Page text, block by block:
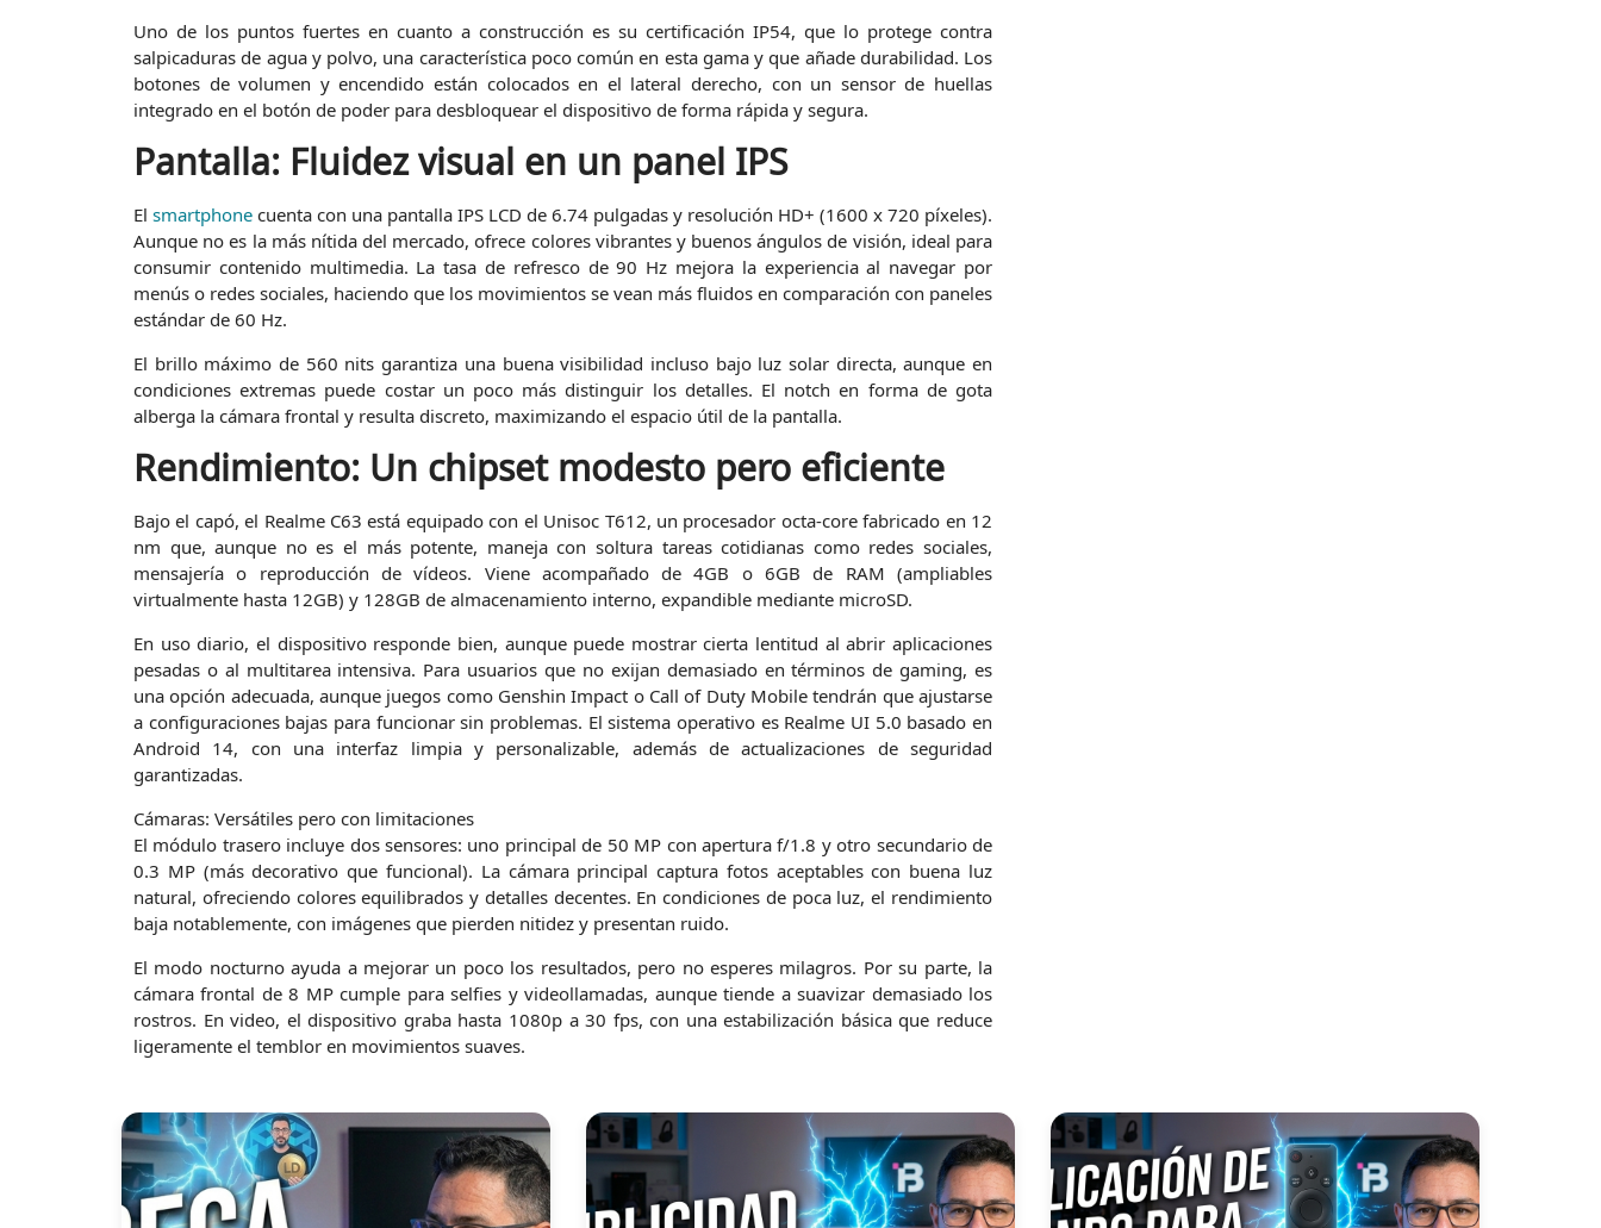
Uno de los puntos fuertes en cuanto a construcción es su certificación IP54, que lo protege contra
salpicaduras de agua y polvo, una característica poco común en esta gama y que añade durabilidad. Los
botones de volumen y encendido están colocados en el lateral derecho, con un sensor de huellas
integrado en el botón de poder para desbloquear el dispositivo de forma rápida y segura.
Pantalla: Fluidez visual en un panel IPS
El smartphone cuenta con una pantalla IPS LCD de 6.74 pulgadas y resolución HD+ (1600 x 720 píxeles).
Aunque no es la más nítida del mercado, ofrece colores vibrantes y buenos ángulos de visión, ideal para
consumir contenido multimedia. La tasa de refresco de 90 Hz mejora la experiencia al navegar por
menús o redes sociales, haciendo que los movimientos se vean más fluidos en comparación con paneles
estándar de 60 Hz.
El brillo máximo de 560 nits garantiza una buena visibilidad incluso bajo luz solar directa, aunque en
condiciones extremas puede costar un poco más distinguir los detalles. El notch en forma de gota
alberga la cámara frontal y resulta discreto, maximizando el espacio útil de la pantalla.
Rendimiento: Un chipset modesto pero eficiente
Bajo el capó, el Realme C63 está equipado con el Unisoc T612, un procesador octa-core fabricado en 12
nm que, aunque no es el más potente, maneja con soltura tareas cotidianas como redes sociales,
mensajería o reproducción de vídeos. Viene acompañado de 4GB o 6GB de RAM (ampliables
virtualmente hasta 12GB) y 128GB de almacenamiento interno, expandible mediante microSD.
En uso diario, el dispositivo responde bien, aunque puede mostrar cierta lentitud al abrir aplicaciones
pesadas o al multitarea intensiva. Para usuarios que no exijan demasiado en términos de gaming, es
una opción adecuada, aunque juegos como Genshin Impact o Call of Duty Mobile tendrán que ajustarse
a configuraciones bajas para funcionar sin problemas. El sistema operativo es Realme UI 5.0 basado en
Android 14, con una interfaz limpia y personalizable, además de actualizaciones de seguridad
garantizadas.
Cámaras: Versátiles pero con limitaciones
El módulo trasero incluye dos sensores: uno principal de 50 MP con apertura f/1.8 y otro secundario de
0.3 MP (más decorativo que funcional). La cámara principal captura fotos aceptables con buena luz
natural, ofreciendo colores equilibrados y detalles decentes. En condiciones de poca luz, el rendimiento
baja notablemente, con imágenes que pierden nitidez y presentan ruido.
El modo nocturno ayuda a mejorar un poco los resultados, pero no esperes milagros. Por su parte, la
cámara frontal de 8 MP cumple para selfies y videollamadas, aunque tiende a suavizar demasiado los
rostros. En video, el dispositivo graba hasta 1080p a 30 fps, con una estabilización básica que reduce
ligeramente el temblor en movimientos suaves.